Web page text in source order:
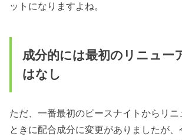
ットになりますよね。
成分的には最初のリニュー
はなし
ただ、一番最初のピースナイトからリニ
ときに配合成分に変更がありましたが、